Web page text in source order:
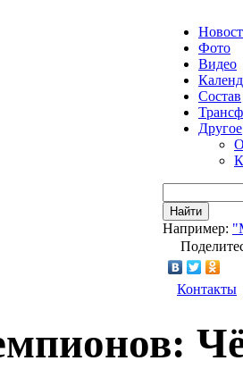
Фото
Видео
Состав
Другое
Найти
Например:
Контакты